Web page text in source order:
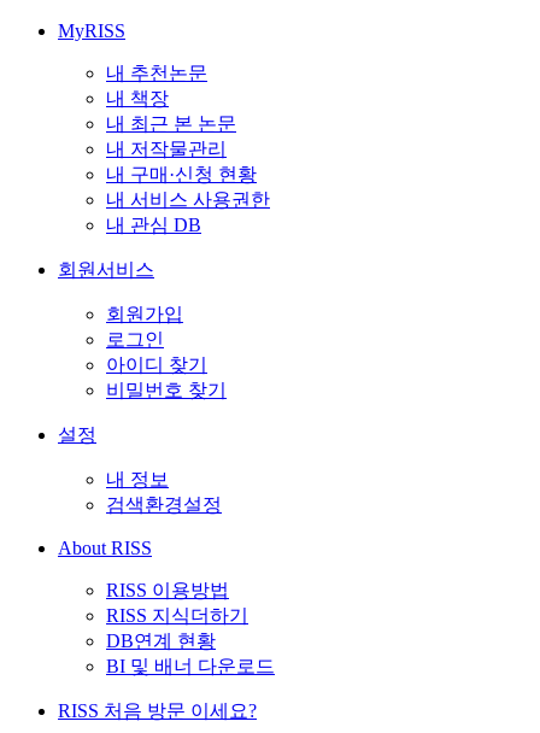
MyRISS
내 추천논문
내 책장
내 최근 본 논문
내 저작물관리
내 구매·신청 현황
내 서비스 사용권한
내 관심 DB
회원서비스
회원가입
로그인
아이디 찾기
비밀번호 찾기
설정
내 정보
검색환경설정
About RISS
RISS 이용방법
RISS 지식더하기
DB연계 현황
BI 및 배너 다운로드
RISS 처음 방문 이세요?